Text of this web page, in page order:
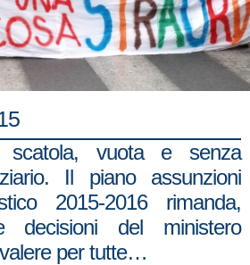
vuota e senza
Il piano assunzioni
2015-2016 rimanda,
decisioni del ministero
per tutte…